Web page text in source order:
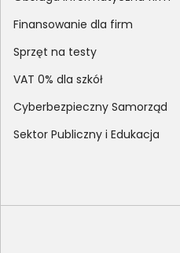
Finansowanie dla firm
Sprzęt na testy
VAT 0% dla szkół
Cyberbezpieczny Samorząd
Sektor Publiczny i Edukacja